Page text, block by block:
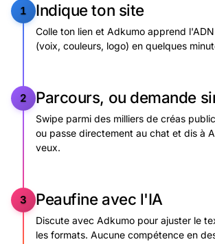
1 Indiqueton site
Colle ton lien et Adkumo apprend
(voix, couleurs, logo) en quelques
2 Parcours, ou demande
Swipe parmi des milliers de créas
ou passe directement au chat et dis à
veux.
3 Peaufine avec l'IA
Discute avec Adkumo pour ajuster le
les formats. Aucune compétence en